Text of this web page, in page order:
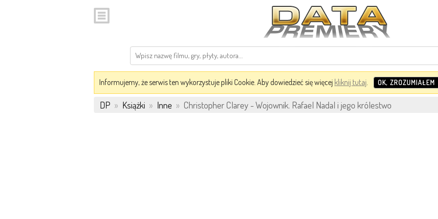
Informujemy, że serwis ten wykorzystuje pliki Cookie. Aby dowiedzieć się więcej kliknij tutaj. OK, ZROZUMIAŁEM
DP » Książki » Inne » Christopher Clarey - Wojownik. Rafael Nadal i jego królestwo